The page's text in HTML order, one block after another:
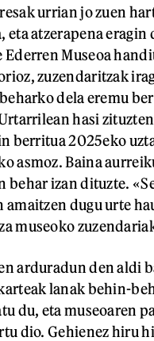
urrian jo zuen
eta atzerapena eragin
Museoa
zuzendaritzak
dela eremu
hasi
berritua 2025eko
asmoz. Baina
behar izan dituzte.
amaitzen dugu urte
museoko
arduradun den aldi
lanak behin-
du, eta museoaren
dio. Gehienez hiru